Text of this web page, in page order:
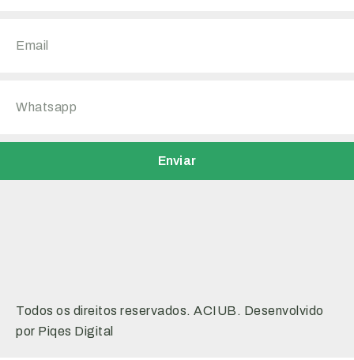
Enviar
Todos os direitos reservados. ACIUB. Desenvolvido
por Piqes Digital